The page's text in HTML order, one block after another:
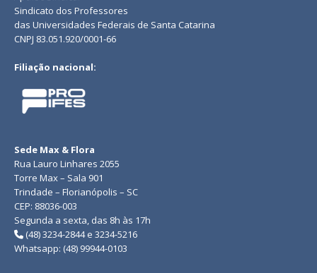
Sindicato dos Professores
das Universidades Federais de Santa Catarina
CNPJ 83.051.920/0001-66
Filiação nacional:
Sede Max & Flora
Rua Lauro Linhares 2055
Torre Max – Sala 901
Trindade – Florianópolis – SC
CEP: 88036-003
Segunda a sexta, das 8h às 17h
(48) 3234-2844 e 3234-5216
Whatsapp: (48) 99944-0103